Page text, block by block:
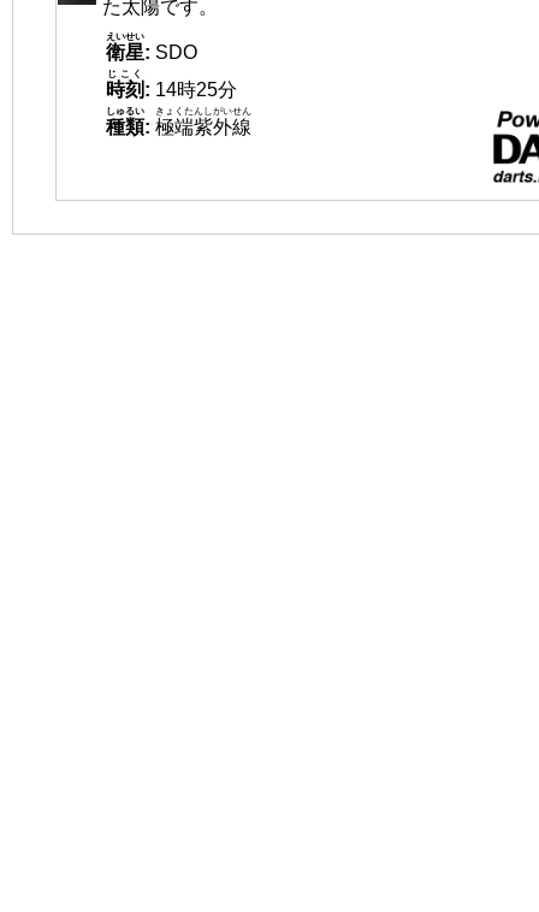
た太陽です。
衛星
えいせい
: SDO
時刻
じこく
: 14時25分
種類
しゅるい
: 極端紫外線
きょくたんしがいせん